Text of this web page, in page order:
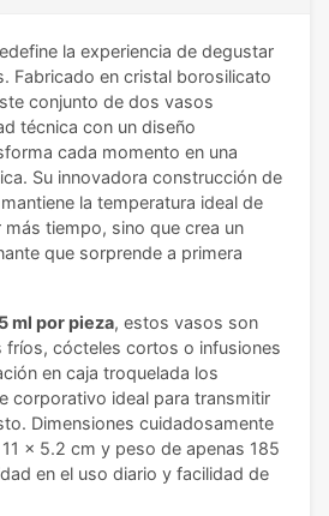
la experiencia de degustar
Fabricado en cristal borosilicato
conjunto de dos vasos
técnica con un diseño
cada momento en una
Su innovadora construcción de
la temperatura ideal de
tiempo, sino que crea un
que sorprende a primera
ml por pieza, estos vasos son
fríos, cócteles cortos o infusiones
en caja troquelada los
corporativo ideal para transmitir
Dimensiones cuidadosamente
x 5.2 cm y peso de apenas 185
en el uso diario y facilidad de